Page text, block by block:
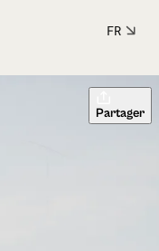
FR
Partager